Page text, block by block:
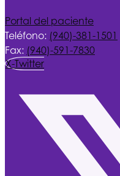
Portal del paciente
Teléfono: (940)-381-1501
Fax: (940)-591-7830
X-Twitter